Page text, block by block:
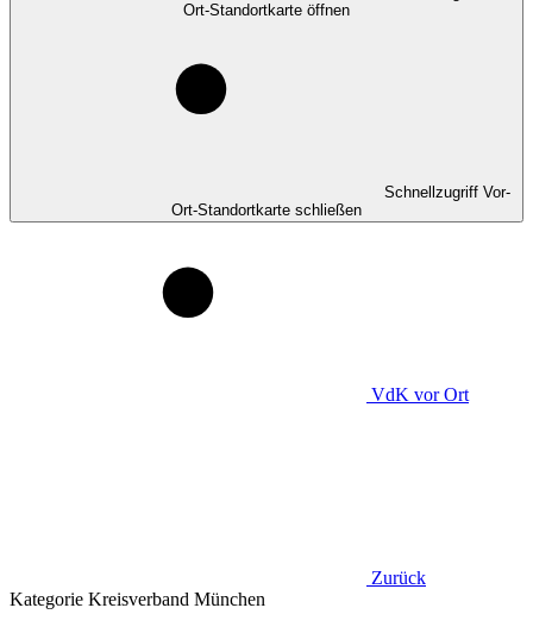
Ort-Standortkarte öffnen
Schnellzugriff Vor-
Ort-Standortkarte schließen
VdK vor Ort
Zurück
Kategorie Kreisverband München